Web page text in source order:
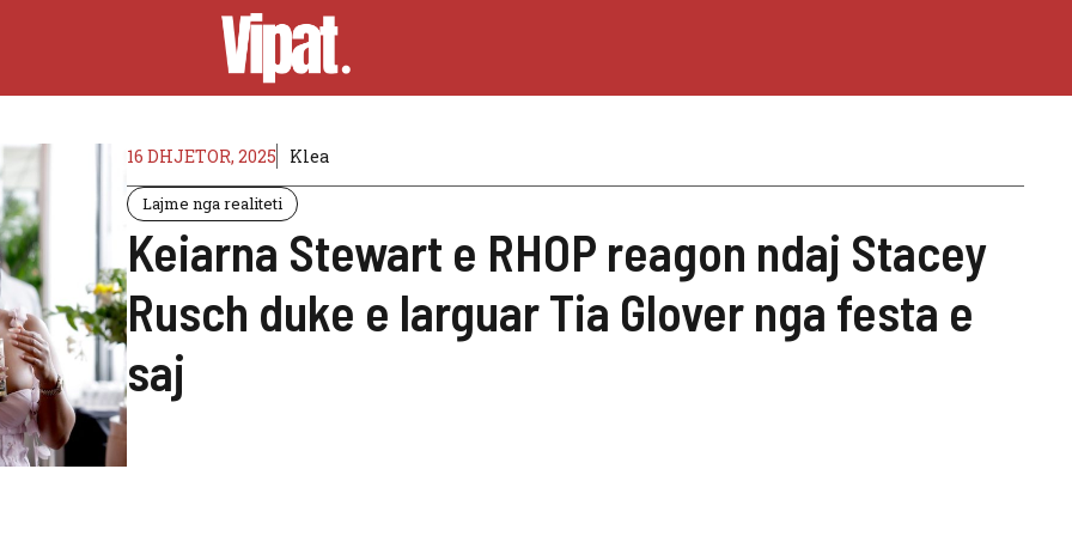
16 DHJETOR, 2025 Klea
Lajme nga realiteti
Keiarna Stewart e RHOP reagon ndaj Stacey
Rusch duke e larguar Tia Glover nga festa e
saj